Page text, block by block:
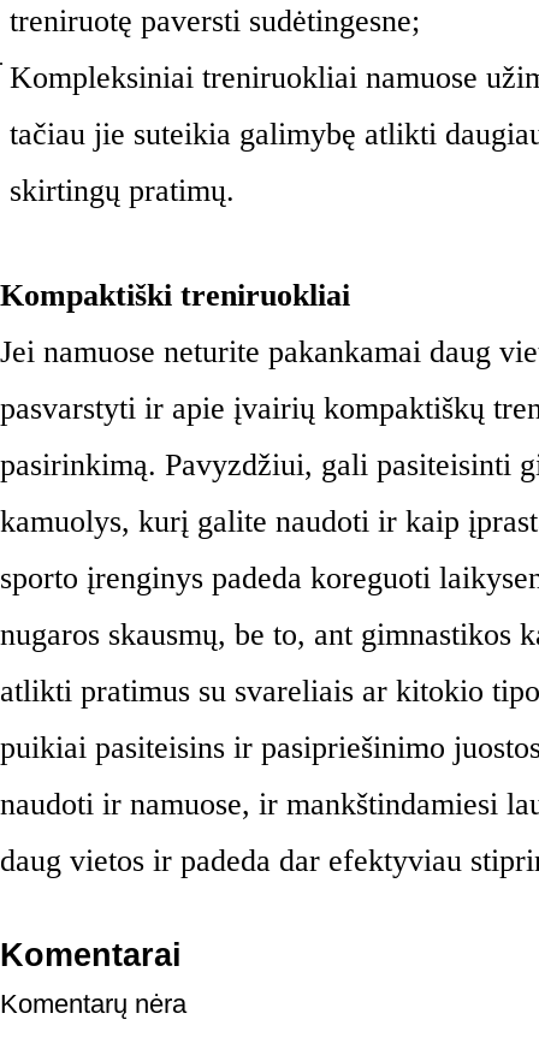
treniruotę paversti sudėtingesne;
Kompleksiniai treniruokliai namuose
tačiau jie suteikia galimybę atlikti
skirtingų pratimų.
Kompaktiški treniruokliai
Jei namuose neturite pakankamai daug
pasvarstyti ir apie įvairių kompaktiškų
pasirinkimą. Pavyzdžiui, gali pasiteisinti
kamuolys, kurį galite naudoti ir kaip
sporto įrenginys padeda koreguoti
nugaros skausmų, be to, ant gimnastikos
atlikti pratimus su svareliais ar kitokio
puikiai pasiteisins ir pasipriešinimo
naudoti ir namuose, ir mankštindamiesi
daug vietos ir padeda dar efektyviau
Komentarai
Komentarų nėra